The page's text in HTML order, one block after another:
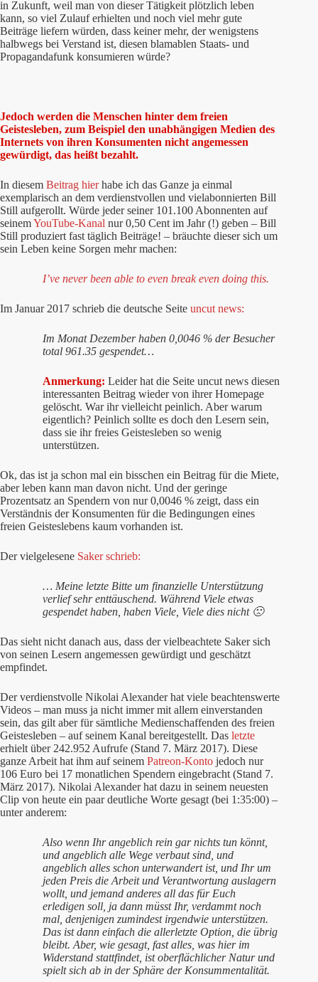
in Zukunft, weil man von dieser Tätigkeit plötzlich leben
kann, so viel Zulauf erhielten und noch viel mehr gute
Beiträge liefern würden, dass keiner mehr, der wenigstens
halbwegs bei Verstand ist, diesen blamablen Staats- und
Propagandafunk konsumieren würde?
Jedoch werden die Menschen hinter dem freien
Geistesleben, zum Beispiel den unabhängigen Medien des
Internets von ihren Konsumenten nicht angemessen
gewürdigt, das heißt bezahlt.
In diesem Beitrag hierhabe ich das Ganze ja einmal
exemplarisch an dem verdienstvollen und vielabonnierten Bill
Still aufgerollt. Würde jeder seiner 101.100 Abonnenten auf
seinemYouTube-Kanal nur 0,50 Cent im Jahr (!) geben – Bill
Still produziert fast täglich Beiträge! – bräuchte dieser sich um
sein Leben keine Sorgen mehr machen:
I’ve never been able to even break even doing this.
Im Januar 2017 schrieb die deutsche Seite uncut news:
Im Monat Dezember haben 0,0046 % der Besucher
total 961.35 gespendet…
Anmerkung: Leider hat die Seite uncut news diesen
interessanten Beitrag wieder von ihrer Homepage
gelöscht. War ihr vielleicht peinlich. Aber warum
eigentlich? Peinlich sollte es doch den Lesern sein,
dass sie ihr freies Geistesleben so wenig
unterstützen.
Ok, das ist ja schon mal ein bisschen ein Beitrag für die Miete,
aber leben kann man davon nicht. Und der geringe
Prozentsatz an Spendern von nur 0,0046 % zeigt, dass ein
Verständnis der Konsumenten für die Bedingungen eines
freien Geisteslebens kaum vorhanden ist.
Der vielgelesene Saker schrieb:
… Meine letzte Bitte um finanzielle Unterstützung
verlief sehr enttäuschend. Während Viele etwas
gespendet haben, haben Viele, Viele dies nicht 🙁
Das sieht nicht danach aus, dass der vielbeachtete Saker sich
von seinen Lesern angemessen gewürdigt und geschätzt
empfindet.
Der verdienstvolle Nikolai Alexander hat viele beachtenswerte
Videos – man muss ja nicht immer mit allem einverstanden
sein, das gilt aber für sämtliche Medienschaffenden des freien
Geistesleben – auf seinem Kanal bereitgestellt. Das letzte
erhielt über 242.952 Aufrufe (Stand 7. März 2017). Diese
ganze Arbeit hat ihm auf seinem Patreon-Konto jedoch nur
106 Euro bei 17 monatlichen Spendern eingebracht (Stand 7.
März 2017). Nikolai Alexander hat dazu in seinem neuesten
Clip von heute ein paar deutliche Worte gesagt (bei 1:35:00) –
unter anderem:
Also wenn Ihr angeblich rein gar nichts tun könnt,
und angeblich alle Wege verbaut sind, und
angeblich alles schon unterwandert ist, und Ihr um
jeden Preis die Arbeit und Verantwortung auslagern
wollt, und jemand anderes all das für Euch
erledigen soll, ja dann müsst Ihr, verdammt noch
mal, denjenigen zumindest irgendwie unterstützen.
Das ist dann einfach die allerletzte Option, die übrig
bleibt. Aber, wie gesagt, fast alles, was hier im
Widerstand stattfindet, ist oberflächlicher Natur und
spielt sich ab in der Sphäre der Konsummentalität.